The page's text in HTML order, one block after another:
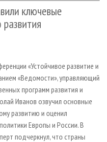
ПЛИТ
ключевые
«Устойчивое развитие и
«Ведомости», управляющий
программ развития и
Иванов озвучил основные
развитию и оценил
Европы и России. В
подчеркнул, что страны